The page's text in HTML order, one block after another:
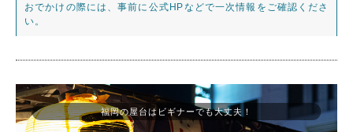
おでかけの際には、事前に公式HPなどで一次情報をご確認くださ
い。
福岡の屋台はビギナーでも大丈夫！